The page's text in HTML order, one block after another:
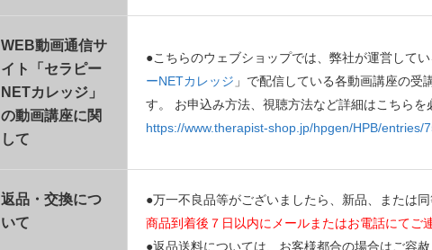
WEB動画通信サ
イト「セラピー
NETカレッジ」
の動画講座に関
して
●こちらのウェブショップでは、弊社が運営して
ーNETカレッジ 」で配信している各動画講座の受
す。 お申込み方法、視聴方法など詳細はこちらを
https://www.therapist-shop.jp/hpgen/HPB/entries/
返品・交換につ
いて
●万一不良品等がございましたら、新品、または
商品到着後７日以内にメールまたはお電話にてご
●返品送料については、お客様都合の場合はご容